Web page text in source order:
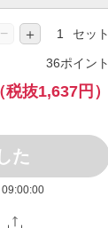
− ＋ セット
36ポイント
（税抜1,637円）
た